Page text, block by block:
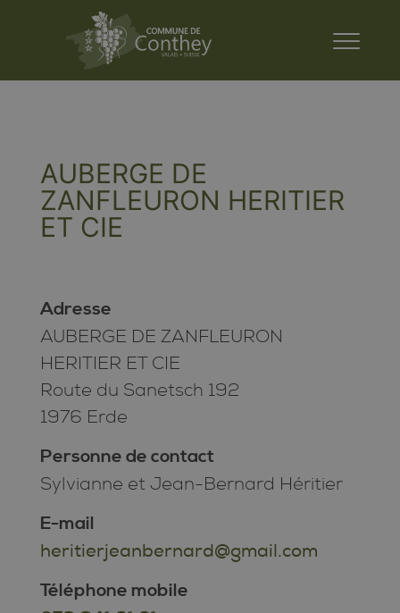
AUBERGE DE
ZANFLEURON HERITIER
ET CIE
Adresse
AUBERGE DE ZANFLEURON
HERITIER ET CIE
Route du Sanetsch 192
1976 Erde
Personne de contact
Sylvianne et Jean-Bernard Héritier
E-mail
heritierjeanbernard@gmail.com
Téléphone mobile